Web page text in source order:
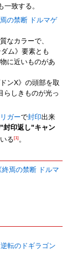
致する。
焉の禁断 ドルマゲ
なカラーで、
ム》要素とも
に近いものがあ
ンX》の頭部を取
らしきものが光っ
ガーで封印出来
"封印返し"キャン
る[1] 。
終焉の禁断 ドルマ
転のドギラゴン